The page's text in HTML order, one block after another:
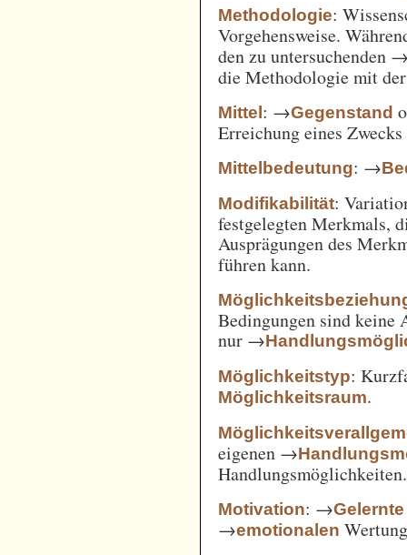
Methodologie:
Vorgehensweise.
den zu untersuchenden
die Methodologie mit
Mittel: →Gegenstand
Erreichung eines
Mittelbedeutung: →
Modifikabilität:
festgelegten Merkmals,
Ausprägungen des
führen kann.
Bedingungen sind keine
nur →
Möglichkeitstyp:
Möglichkeitsraum.
eigenen →
Handlungsmöglichkeiten.
Motivation: →Gelernte
→emotionalen